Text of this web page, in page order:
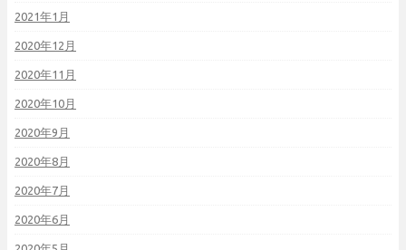
2021年1月
2020年12月
2020年11月
2020年10月
2020年9月
2020年8月
2020年7月
2020年6月